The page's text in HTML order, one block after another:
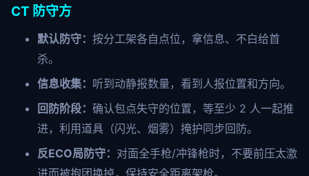
CT 防守方
默认防守： 按分工架各自点位，拿信息、不白给首
杀。
信息收集： 听到动静报数量，看到人报位置和方向。
回防阶段： 确认包点失守的位置，等至少 2 人一起推
进，利用道具（闪光、烟雾）掩护同步回防。
反ECO局防守： 对面全手枪/冲锋枪时，不要前压太激
进而被抱团换掉，保持安全距离架枪。